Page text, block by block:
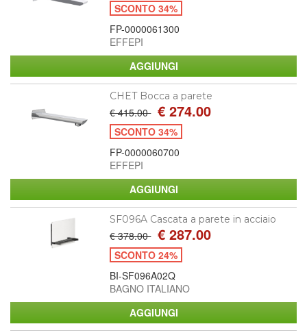
SCONTO 34%
FP-0000061300
EFFEPI
CHET Bocca a parete
€ 415.00 € 274.00
SCONTO 34%
FP-0000060700
EFFEPI
SF096A Cascata a parete in acciaio
€ 378.00 € 287.00
SCONTO 24%
BI-SF096A02Q
BAGNO ITALIANO